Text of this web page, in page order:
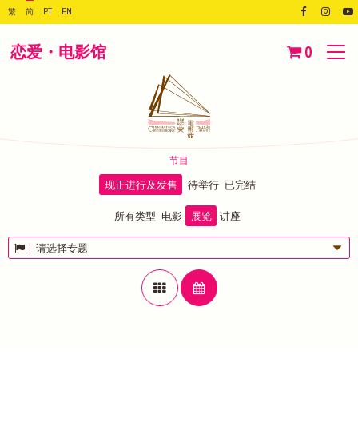
繁 简 PT EN
恋爱・电影馆 0
节目
现正进行及发售 待举行 已完结
所有类型 电影 展览 讲座
请选择专题